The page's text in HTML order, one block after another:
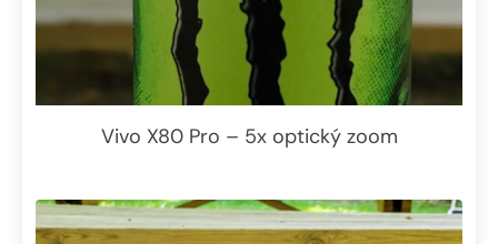
Vivo X80 Pro – 5x optický zoom